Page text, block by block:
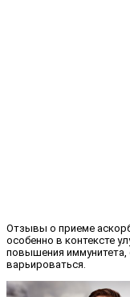
Отзывы о приеме
особенно в контексте
повышения иммунитета,
варьироваться.